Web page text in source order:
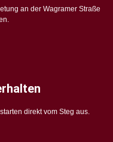
an der Wagramer Straße
direkt vom Steg aus.